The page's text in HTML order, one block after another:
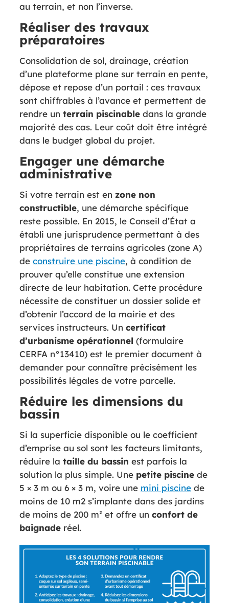
au terrain, et non l’inverse.
Réaliser des travaux
préparatoires
Consolidation de sol, drainage, création
d’une plateforme plane sur terrain en pente,
dépose et repose d’un portail : ces travaux
sont chiffrables à l’avance et permettent de
rendre un terrain piscinabledans la grande
majorité des cas. Leur coût doit être intégré
dans le budget global du projet.
Engager une démarche
administrative
Si votre terrain est en zone non
constructible, une démarche spécifique
reste possible. En 2015, le Conseil d’État a
établi une jurisprudence permettant à des
propriétaires de terrains agricoles (zone A)
de construire une piscine, à condition de
prouver qu’elle constitue une extension
directe de leur habitation. Cette procédure
nécessite de constituer un dossier solide et
d’obtenir l’accord de la mairie et des
services instructeurs. Un certificat
d’urbanisme opérationnel (formulaire
CERFA n°13410) est le premier document à
demander pour connaître précisément les
possibilités légales de votre parcelle.
Réduire les dimensions du
bassin
Si la superficie disponible ou le coefficient
d’emprise au sol sont les facteurs limitants,
réduire la taille du bassin est parfois la
solution la plus simple. Une petite piscinede
5 × 3 m ou 6 × 3 m, voire une mini piscinede
moins de 10 m2 s’implante dans des jardins
de moins de 200 m² et offre un confort de
baignaderéel.